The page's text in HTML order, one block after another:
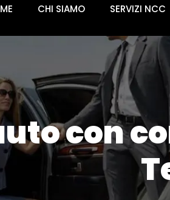
CHI SIAMO SERVIZI NCC
con